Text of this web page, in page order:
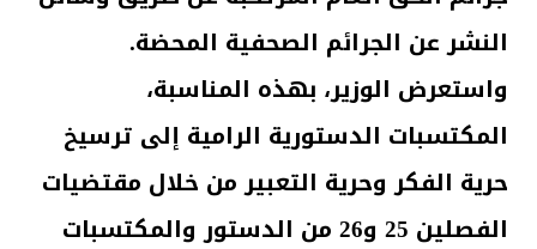
النشر عن الجرائم الصحفية المحضة.
واستعرض الوزير، بهذه المناسبة،
المكتسبات الدستورية الرامية إلى ترسيخ
حرية الفكر وحرية التعبير من خلال مقتضيات
الفصلين 25 و26 من الدستور والمكتسبات